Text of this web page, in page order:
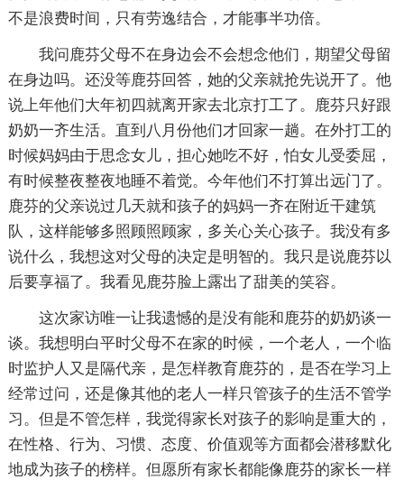
不是浪费时间，只有劳逸结合，才能事半功倍。
我问鹿芬父母不在身边会不会想念他们，期望父母留
在身边吗。还没等鹿芬回答，她的父亲就抢先说开了。他
说上年他们大年初四就离开家去北京打工了。鹿芬只好跟
奶奶一齐生活。直到八月份他们才回家一趟。在外打工的
时候妈妈由于思念女儿，担心她吃不好，怕女儿受委屈，
有时候整夜整夜地睡不着觉。今年他们不打算出远门了。
鹿芬的父亲说过几天就和孩子的妈妈一齐在附近干建筑
队，这样能够多照顾照顾家，多关心关心孩子。我没有多
说什么，我想这对父母的决定是明智的。我只是说鹿芬以
后要享福了。我看见鹿芬脸上露出了甜美的笑容。
这次家访唯一让我遗憾的是没有能和鹿芬的奶奶谈一
谈。我想明白平时父母不在家的时候，一个老人，一个临
时监护人又是隔代亲，是怎样教育鹿芬的，是否在学习上
经常过问，还是像其他的老人一样只管孩子的生活不管学
习。但是不管怎样，我觉得家长对孩子的影响是重大的，
在性格、行为、习惯、态度、价值观等方面都会潜移默化
地成为孩子的榜样。但愿所有家长都能像鹿芬的家长一样